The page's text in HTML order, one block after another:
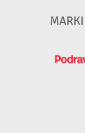
MARKI